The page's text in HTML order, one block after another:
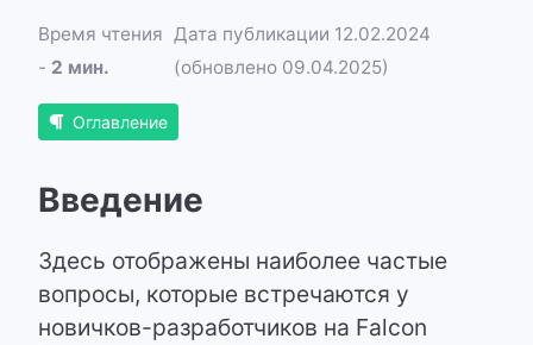
Время чтения
- 2 мин.
Дата публикации 12.02.2024
(обновлено 09.04.2025)
Оглавление
Введение
Здесь отображены наиболее частые
вопросы, которые встречаются у
новичков-разработчиков на Falcon